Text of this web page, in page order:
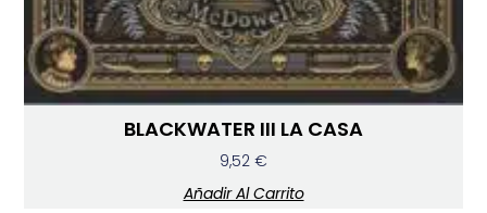
BLACKWATER III LA CASA
9,52 €
Añadir Al Carrito